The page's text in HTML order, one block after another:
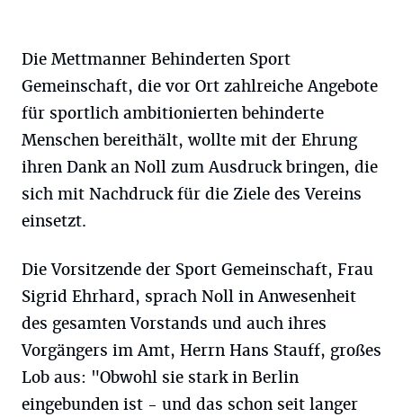
Die Mettmanner Behinderten Sport
Gemeinschaft, die vor Ort zahlreiche Angebote
für sportlich ambitionierten behinderte
Menschen bereithält, wollte mit der Ehrung
ihren Dank an Noll zum Ausdruck bringen, die
sich mit Nachdruck für die Ziele des Vereins
einsetzt.
Die Vorsitzende der Sport Gemeinschaft, Frau
Sigrid Ehrhard, sprach Noll in Anwesenheit
des gesamten Vorstands und auch ihres
Vorgängers im Amt, Herrn Hans Stauff, großes
Lob aus: "Obwohl sie stark in Berlin
eingebunden ist - und das schon seit langer